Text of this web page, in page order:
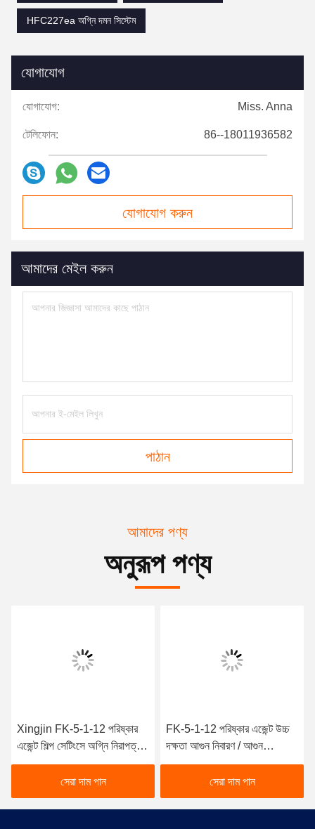
HFC227ea অগ্নি দমন সিস্টেম
যোগাযোগ
যোগাযোগ: Miss. Anna
টেলিফোন: 86--18011936582
যোগাযোগ করুন
আমাদের মেইল ​​করুন
পাঠান
আমাদের পণ্য
অনুরূপ পণ্য
Xingjin FK-5-1-12 পরিষ্কার
এজেন্ট শিল্প সেটিংসে অগ্নি নিরাপত্তা
জন্য অপরিহার্য
সেরা দাম পান
FK-5-1-12 পরিষ্কার এজেন্ট উচ্চ
দক্ষতা আগুন নিবারণ / আগুন
প্রতিরোধ নিরাপত্তা এবং
নির্ভরযোগ্যতাসেরা দাম পান